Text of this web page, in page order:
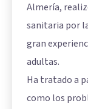
Almería,
sanitaria por
gran
adultas.
Ha tratado a
como los